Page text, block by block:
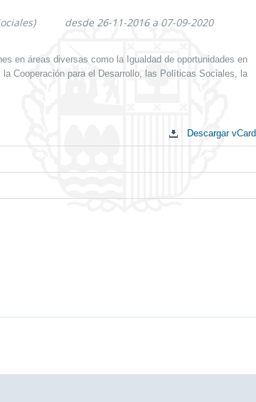
desde 26-11-2016 a 07-09-2020
en áreas diversas como la Igualdad de oportunidades en
Cooperación para el Desarrollo, las Políticas Sociales, la
Descargar vCard